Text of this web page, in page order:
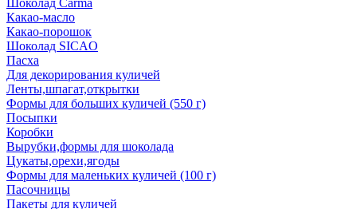
Шоколад Carma
Какао-масло
Какао-порошок
Шоколад SICAO
Пасха
Для декорирования куличей
Ленты,шпагат,открытки
Формы для больших куличей (550 г)
Посыпки
Коробки
Вырубки,формы для шоколада
Цукаты,орехи,ягоды
Формы для маленьких куличей (100 г)
Пасочницы
Пакеты для куличей